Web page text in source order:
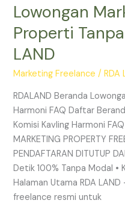
Lowongan
Properti
LAND
Marketing Freelance /RDA
RDALAND Beranda
Harmoni FAQ Daftar
Komisi Kavling Harmoni
MARKETING PROPERTY
PENDAFTARAN DITUTUP
Detik 100% Tanpa Modal •
Halaman Utama RDA
freelance resmi untuk